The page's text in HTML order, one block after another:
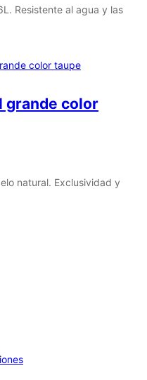
Resistente al agua y las
grande color
natural. Exclusividad y